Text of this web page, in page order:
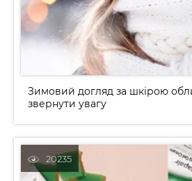
Зимовий догляд за шкірою
звернути увагу